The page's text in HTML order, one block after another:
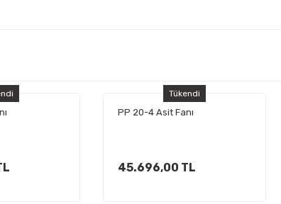
Tükendi
PP 20-4 Asit Fanı
45.696,00 TL